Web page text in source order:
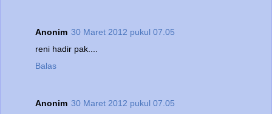
Anonim 30 Maret 2012 pukul 07.05
reni hadir pak....
Balas
Anonim 30 Maret 2012 pukul 07.05